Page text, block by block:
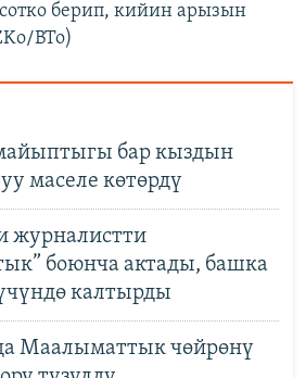
берип, кийин арызын
BTo)
бар кыздын
маселе көтөрдү
журналистти
боюнча актады, башка
калтырды
Маалыматтык чөйрөнү